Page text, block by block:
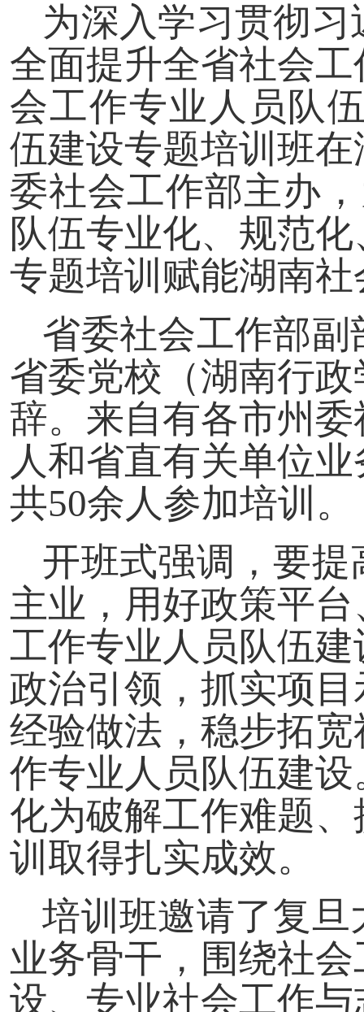
为深入学习贯彻
全面提升全省社会
会工作专业人员队
伍建设专题培训班
委社会工作部主办
队伍专业化、规范
专题培训赋能湖南
省委社会工作部
省委党校（湖南行
辞。来自有各市州
人和省直有关单位
共50余人参加培训。
开班式强调，要
主业，用好政策平
工作专业人员队伍
政治引领，抓实项
经验做法，稳步拓
作专业人员队伍建
化为破解工作难题
训取得扎实成效。
培训班邀请了复
业务骨干，围绕社
设、专业社会工作